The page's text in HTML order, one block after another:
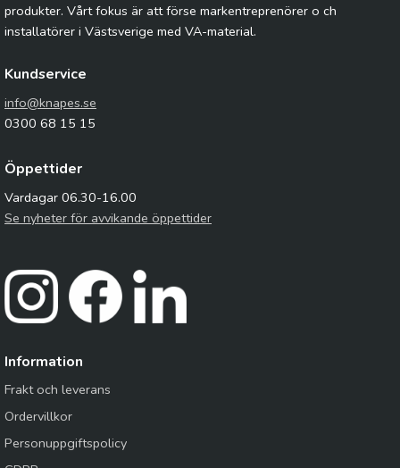
produkter. Vårt fokus är att förse markentreprenörer o ch
installatörer i Västsverige med VA-material.
Kundservice
info@knapes.se
0300 68 15 15
Öppettider
Vardagar 06.30-16.00
Se nyheter för avvikande öppettider
Information
Frakt och leverans
Ordervillkor
Personuppgiftspolicy